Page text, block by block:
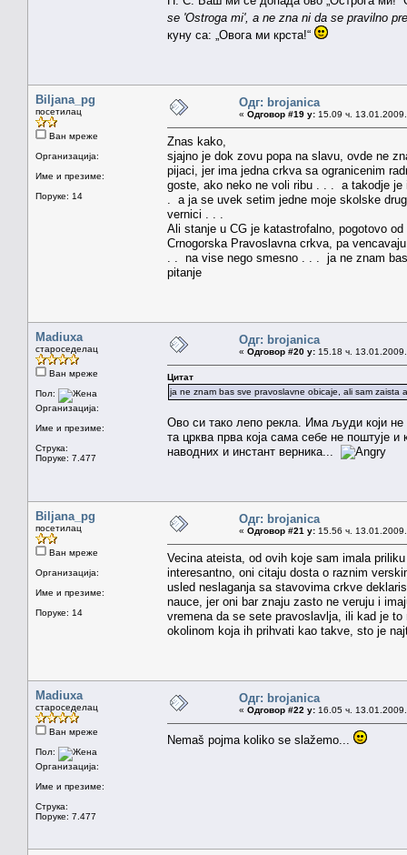
se 'Ostroga mi', a ne zna ni da se pravilno
куну са: „Овога ми крста!“
Biljana_pg
посетилац
Ван мреже
Организација:
Име и презиме:
Поруке: 14
Одг: brojanica
« Одговор #19 у: 15.09 ч.
Znas kako,
sjajno je dok zovu popa na slavu, ovde ne
pijaci, jer ima jedna crkva sa ogranicenim
goste, ako neko ne voli ribu . . . a takodje je
. a ja se uvek setim jedne moje skolske
vernici . . .
Ali stanje u CG je katastrofalno, pogotovo
Crnogorska Pravoslavna crkva, pa
. . na vise nego smesno . . . ja ne znam
pitanje
Madiuxa
староседелац
Ван мреже
Пол:
Организација:
Име и презиме:
Струка:
Поруке: 7.477
Одг: brojanica
« Одговор #20 у: 15.18 ч.
Цитат
ja ne znam bas sve pravoslavne obicaje, ali sam zaista
Ово си тако лепо рекла. Има људи који не
та црква прва која сама себе не поштује
наводних и инстант верника...
Biljana_pg
посетилац
Ван мреже
Организација:
Име и презиме:
Поруке: 14
Одг: brojanica
« Одговор #21 у: 15.56 ч.
Vecina ateista, od ovih koje sam imala
interesantno, oni citaju dosta o raznim
usled neslaganja sa stavovima crkve
nauce, jer oni bar znaju zasto ne veruju i
vremena da se sete pravoslavlja, ili kad je
okolinom koja ih prihvati kao takve, sto je
Madiuxa
староседелац
Ван мреже
Пол:
Организација:
Име и презиме:
Струка:
Поруке: 7.477
Одг: brojanica
« Одговор #22 у: 16.05 ч.
Nemaš pojma koliko se slažemo...